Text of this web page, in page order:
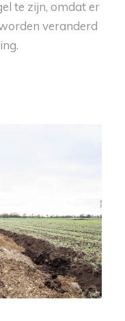
te zijn, omdat er
veranderd